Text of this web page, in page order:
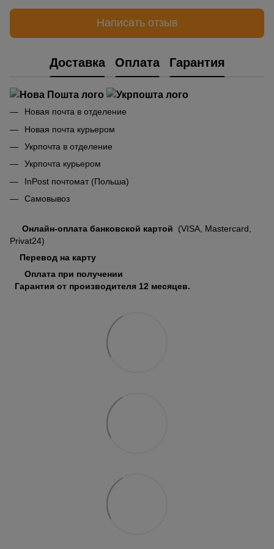
Написать отзыв
Доставка Оплата Гарантия
Новая почта в отделение
Новая почта курьером
Укрпочта в отделение
Укрпочта курьером
InPost почтомат (Польша)
Самовывоз
Онлайн-оплата банковской картой
(VISA, Mastercard,
Privat24)
Перевод на карту
Оплата при получении
Гарантия от производителя 12 месяцев.